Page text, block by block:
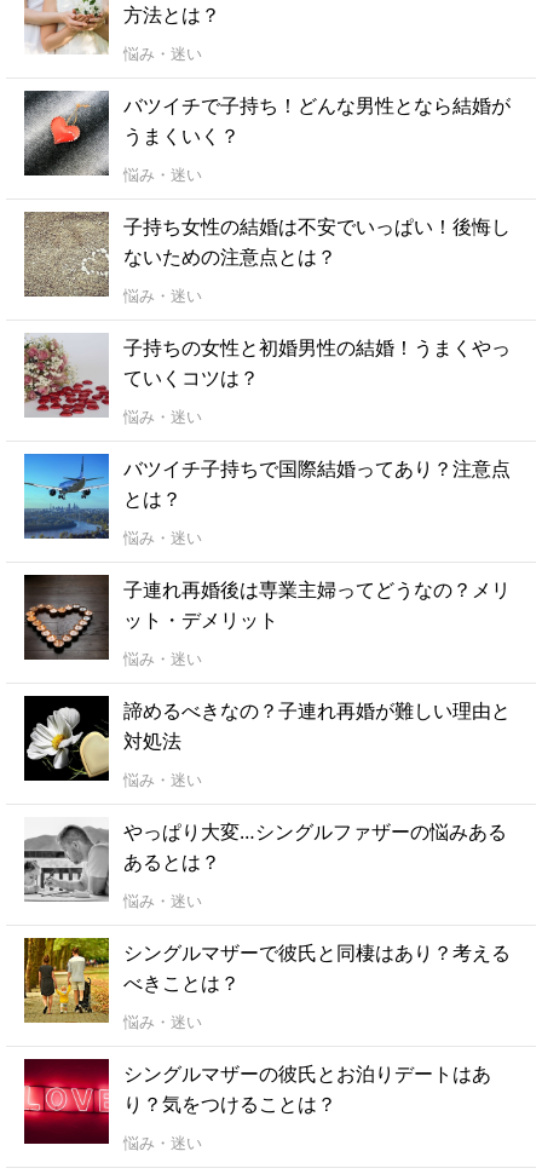
方法とは？
悩み・迷い
バツイチで子持ち！どんな男性となら結婚が
うまくいく？
悩み・迷い
子持ち女性の結婚は不安でいっぱい！後悔し
ないための注意点とは？
悩み・迷い
子持ちの女性と初婚男性の結婚！うまくやっ
ていくコツは？
悩み・迷い
バツイチ子持ちで国際結婚ってあり？注意点
とは？
悩み・迷い
子連れ再婚後は専業主婦ってどうなの？メリ
ット・デメリット
悩み・迷い
諦めるべきなの？子連れ再婚が難しい理由と
対処法
悩み・迷い
やっぱり大変…シングルファザーの悩みある
あるとは？
悩み・迷い
シングルマザーで彼氏と同棲はあり？考える
べきことは？
悩み・迷い
シングルマザーの彼氏とお泊りデートはあ
り？気をつけることは？
悩み・迷い